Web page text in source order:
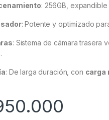
: 256GB,
: Potente y optimizado
: Sistema de cámara trasera
: De larga duración, con carga